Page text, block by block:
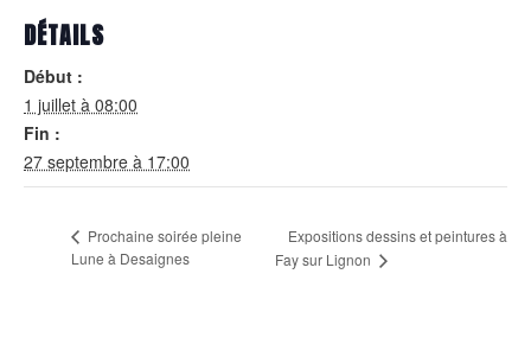
DÉTAILS
Début :
1 juillet à 08:00
Fin :
27 septembre à 17:00
Prochaine soirée pleine
Lune à Desaignes
Expositions dessins et peintures à
Fay sur Lignon